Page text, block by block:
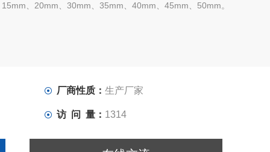
、20mm、30mm、35mm、40mm、45mm、50mm。
厂商性质： 生产厂家
访 问 量： 1314